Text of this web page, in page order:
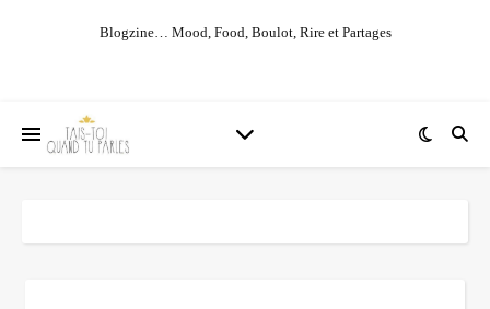
Blogzine… Mood, Food, Boulot, Rire et Partages